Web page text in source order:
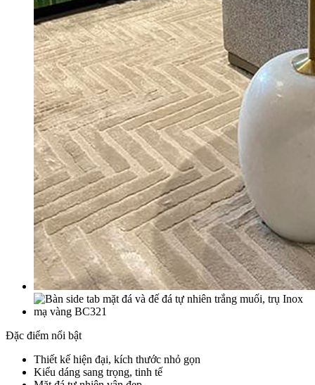
Đặc điểm nổi bật
Thiết kế hiện đại, kích thước nhỏ gọn
Kiểu dáng sang trọng, tinh tế